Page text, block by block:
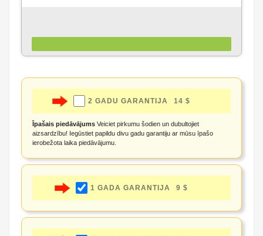
2 GADU GARANTIJA 14 $
Īpašais piedāvājums Veiciet pirkumu šodien un dubultojiet
aizsardzību! Iegūstiet papildu divu gadu garantiju ar mūsu īpašo
ierobežota laika piedāvājumu.
1 GADA GARANTIJA 9 $